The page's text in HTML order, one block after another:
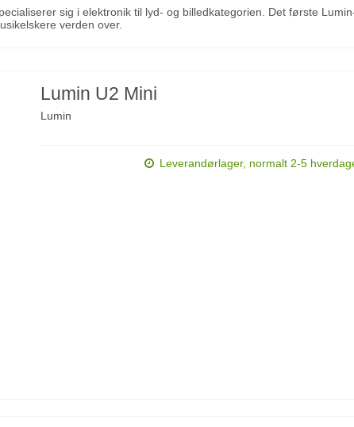
sig i elektronik til lyd- og billedkategorien. Det første
verden over.
Lumin U2 Mini
Lumin
Leverandørlager, normalt 2-5